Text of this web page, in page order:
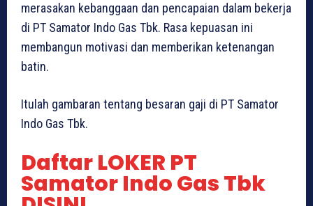
merasakan kebanggaan dan pencapaian dalam bekerja
di PT Samator Indo Gas Tbk. Rasa kepuasan ini
membangun motivasi dan memberikan ketenangan
batin.
Itulah gambaran tentang besaran gaji di PT Samator
Indo Gas Tbk.
Daftar LOKER PT
Samator Indo Gas Tbk